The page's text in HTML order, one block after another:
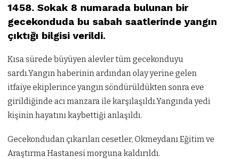
1458. Sokak 8 numarada bulunan bir
gecekonduda bu sabah saatlerinde yangın
çıktığı bilgisi verildi.
Kısa sürede büyüyen alevler tüm gecekonduyu
sardı.Yangın haberinin ardından olay yerine gelen
itfaiye ekiplerince yangın söndürüldükten sonra eve
girildiğinde acı manzara ile karşılaşıldı.Yangında yedi
kişinin hayatını kaybettiği anlaşıldı.
Gecekondudan çıkarılan cesetler, Okmeydanı Eğitim ve
Araştırma Hastanesi morguna kaldırıldı.